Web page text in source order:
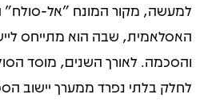
למעשה, מקור המונח "אל-סולח"
האסלאמית, שבה הוא מתייחס
והסכמה. לאורך השנים, מוסד
לחלק בלתי נפרד ממערך יישוב